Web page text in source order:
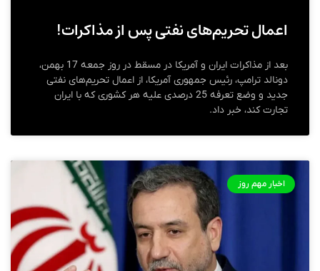
اعمال تحریم‌های نفتی پس از مذاکرات!
بعد از مذاکرات ایران و آمریکا در مسقط در روز جمعه 17 بهمن،
دونالد ترامپ، رئیس جمهوری آمریکا، از اعمال تحریم‌های نفتی
جدید و وضع تعرفه 25 درصدی علیه هر کشوری که با ایران
تجارت کند، خبر داد.
اخبار مهم روز